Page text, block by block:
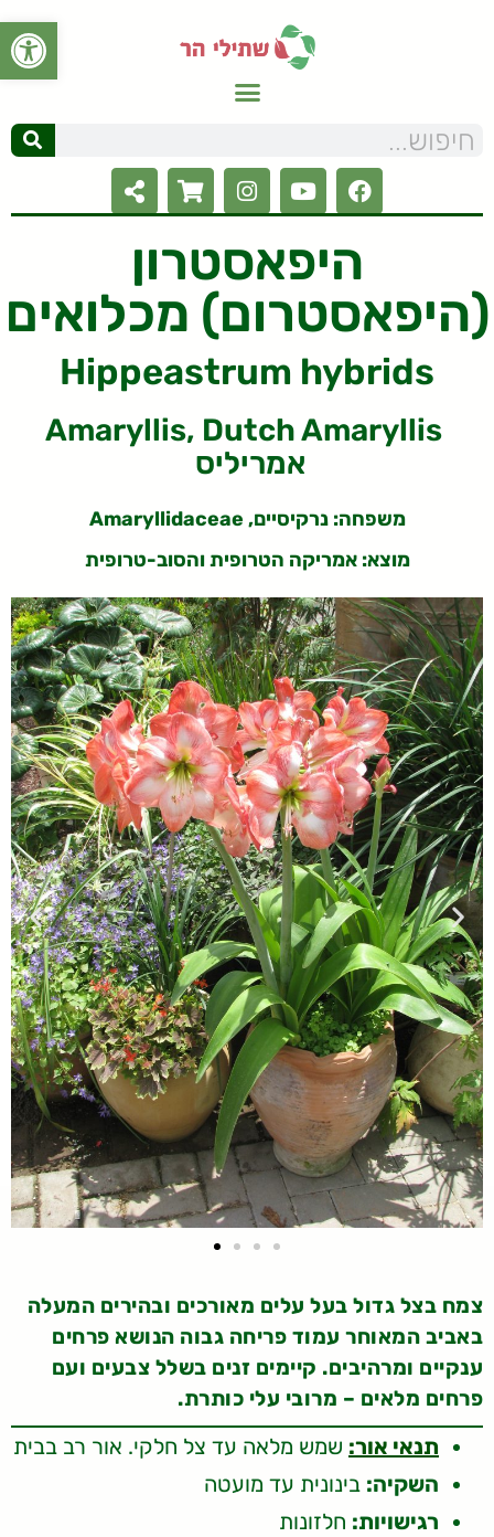
פתח
היפאסטרון
(היפאסטרום) מכלואים
Hippeastrum hybrids
Amaryllis, Dutch Amaryllis
אמריליס
משפחה: נרקיסיים, Amaryllidaceae
מוצא: אמריקה הטרופית והסוב-טרופית
צמח בצל גדול בעל עלים מאורכים ובהירים המעלה
באביב המאוחר עמוד פריחה גבוה הנושא פרחים
ענקיים ומרהיבים. קיימים זנים בשלל צבעים ועם
פרחים מלאים – מרובי עלי כותרת.
תנאי אור: שמש מלאה עד צל חלקי. אור רב בבית
השקיה: בינונית עד מועטה
רגישויות: חלזונות